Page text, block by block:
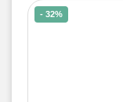
- 32%